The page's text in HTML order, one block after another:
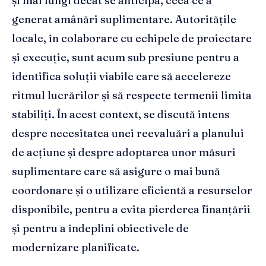
generat amânări suplimentare. Autoritățile
locale, în colaborare cu echipele de proiectare
și execuție, sunt acum sub presiune pentru a
identifica soluții viabile care să accelereze
ritmul lucrărilor și să respecte termenii limita
stabiliți. În acest context, se discută intens
despre necesitatea unei reevaluări a planului
de acțiune și despre adoptarea unor măsuri
suplimentare care să asigure o mai bună
coordonare și o utilizare eficientă a resurselor
disponibile, pentru a evita pierderea finanțării
și pentru a îndeplini obiectivele de
modernizare planificate.